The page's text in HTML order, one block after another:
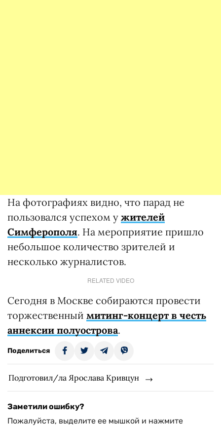
На фотографиях видно, что парад не
пользовался успехом у жителей
Симферополя. На мероприятие пришло
небольшое количество зрителей и
несколько журналистов.
RELATED VIDEO
Сегодня в Москве собираются провести
торжественный митинг-концерт в честь
аннексии полуострова.
Поделиться
Подготовил/ла Ярослава Кривцун
Заметили ошибку?
Пожалуйста, выделите ее мышкой и нажмите